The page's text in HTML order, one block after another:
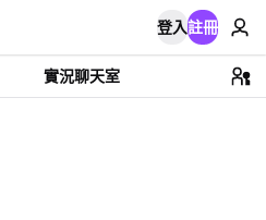
登入註冊
實況聊天室